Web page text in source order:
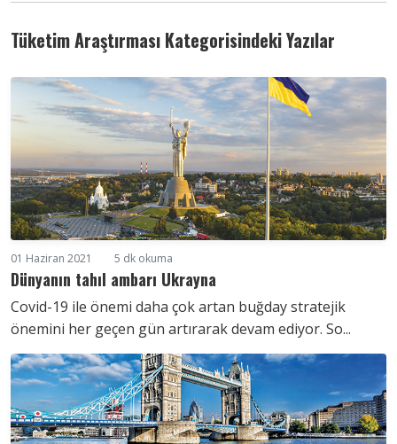
Tüketim Araştırması Kategorisindeki Yazılar
01 Haziran 2021 5 dk okuma
Dünyanın tahıl ambarı Ukrayna
Covid-19 ile önemi daha çok artan buğday stratejik
önemini her geçen gün artırarak devam ediyor. So...